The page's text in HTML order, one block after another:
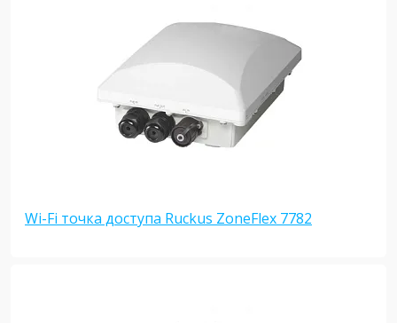
Wi-Fi точка доступа Ruckus ZoneFlex 7782